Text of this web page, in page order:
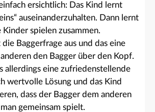
ersichtlich: Das Kind lernt
auseinanderzuhalten. Dann lernt
Kinder spielen zusammen.
Baggerfrage aus und das eine
den Bagger über den Kopf.
allerdings eine zufriedenstellende
wertvolle Lösung und das Kind
dass der Bagger dem anderen
gemeinsam spielt.